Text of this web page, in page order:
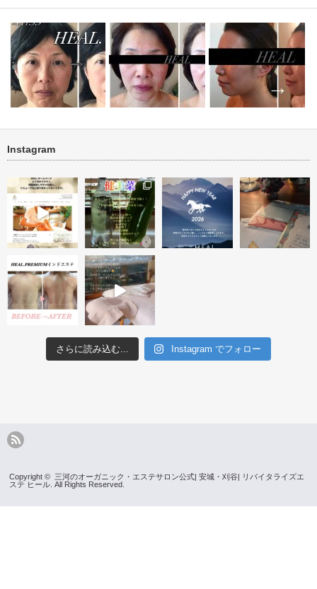
生プロタルミ改善 ハーブトリートメ★オーダーメイドトリートメンブライダルエステ オー
Instagram
さらに読み込む... Instagram でフォロー
Copyright © 三河のオーガニック・エステサロン公式| 安城・刈谷| リバイタライズエ
ステ ヒール. All Rights Reserved.